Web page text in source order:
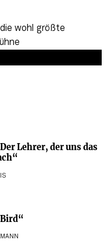
Lehrer, der uns das